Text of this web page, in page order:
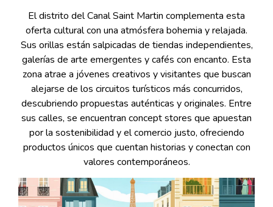
El distrito del Canal Saint Martin complementa esta
oferta cultural con una atmósfera bohemia y relajada.
Sus orillas están salpicadas de tiendas independientes,
galerías de arte emergentes y cafés con encanto. Esta
zona atrae a jóvenes creativos y visitantes que buscan
alejarse de los circuitos turísticos más concurridos,
descubriendo propuestas auténticas y originales. Entre
sus calles, se encuentran concept stores que apuestan
por la sostenibilidad y el comercio justo, ofreciendo
productos únicos que cuentan historias y conectan con
valores contemporáneos.